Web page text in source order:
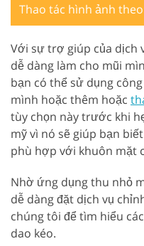
Thao tác hình ảnh
Với sự trợ giúp của dịch
dễ dàng làm cho mũi
bạn có thể sử dụng
mình hoặc thêm hoặc
tùy chọn này trước khi
mỹ vì nó sẽ giúp bạn
phù hợp với khuôn mặt
Nhờ ứng dụng thu nhỏ
dễ dàng đặt dịch vụ
chúng tôi để tìm hiểu
dao kéo.